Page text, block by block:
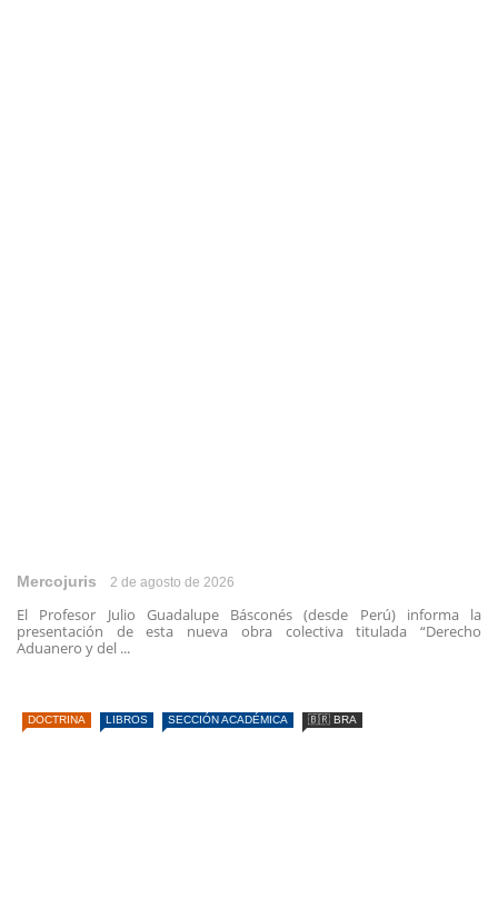
Mercojuris 2 de agosto de 2026
El Profesor Julio Guadalupe Básconés (desde Perú) informa la
presentación de esta nueva obra colectiva titulada “Derecho
Aduanero y del ...
DOCTRINA LIBROS SECCIÓN ACADÉMICA 🇧🇷 BRA